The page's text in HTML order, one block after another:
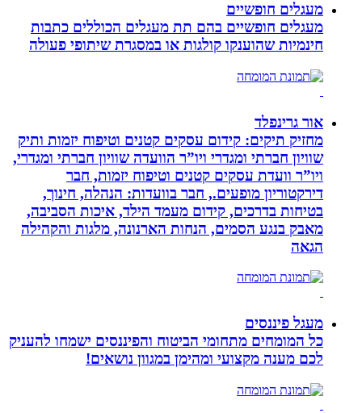
מעגלים חופשיים
מעגלים חופשיים בהם תת מעגלים הכוללים כתבות
חינמיות שהוענקו קולגות או במסגרת שיתופי פעולה
אור גרינפלד
מחזיק תיקים: קידום עסקים קטנים וטיפוח יזמות ותיק
שוויון חברתי ומגדרי ויו”ר הוועדה שוויון חברתי ומגדרי,
ויו”ר וועדת עסקים קטנים וטיפוח יזמות, חבר
דירקטוריון מופעים., חבר בוועדות: הנהלה, חינוך,
בטיחות בדרכים, קידום מעמד הילד, איכות הסביבה,
מאבק בנגע הסמים, הנחות הארנונה, מלגות והקהילה
מעגל פיננסים
כל המומחים מתחומי הביטוח והפיננסים ישמחו להעניק
לכם מענה מקצועי ומהימן במגוון נושאים!